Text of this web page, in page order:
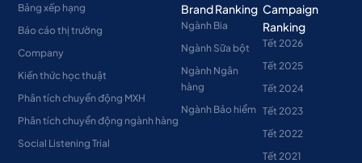
Bảng xếp hạng
Báo cáo thị trường
Company
Kiến thức học thuật
Phân tích chuyển động MXH
Phân tích chuyển động ngành hàng
Social Listening Trial
Brand Ranking
Ngành Bia
Ngành Sữa bột
Ngành Ngân
hàng
Ngành Bảo hiểm
Campaign
Ranking
Tết 2026
Tết 2025
Tết 2024
Tết 2023
Tết 2022
Tết 2021